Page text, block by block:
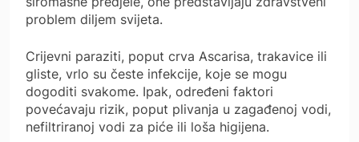
problem diljem svijeta.
Crijevni paraziti, poput crva Ascarisa, trakavice ili
gliste, vrlo su česte infekcije, koje se mogu
dogoditi svakome. Ipak, određeni faktori
povećavaju rizik, poput plivanja u zagađenoj vodi,
nefiltriranoj vodi za piće ili loša higijena.